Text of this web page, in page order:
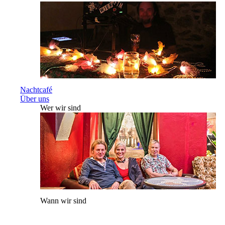
Nachtcafé
Über uns
Wer wir sind
Wann wir sind